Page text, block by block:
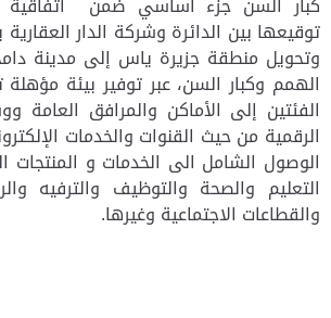
توقيعها بين الدائرة وشركة الدار
وتحويل منطقة جزيرة ياس إلى مدينة
الهمم وكبار السن، عبر توفير بيئة
الفئتين إلى الأماكن والمرافق العامة
الرقمية من حيث القنوات والخدمات
الوصول الشامل الى الخدمات و
التعليم والصحة والتوظيف والترفيه
والقطاعات الاجتماعية وغيرها.